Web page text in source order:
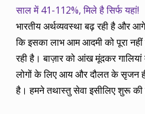
साल में 41-112%, मिले है सिर्फ यहां!
भारतीय अर्थव्यवस्था बढ़ रही है और
कि इसका लाभ आम आदमी को पूरा नहीं
रही है। बाज़ार को आंख मूंदकर
लोगों के लिए आय और दौलत के सृजन
है। हमने तथास्तु सेवा इसीलिए शुरू की